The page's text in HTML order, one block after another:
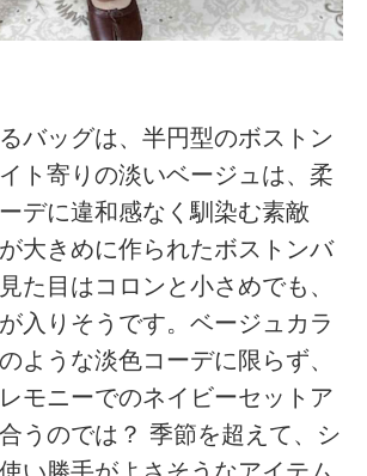
バッグは、半円型のボストン
ト寄りの淡いベージュは、柔
デに違和感なく馴染む素敵
大きめに作られたボストンバ
た目はコロンと小さめでも、
入りそうです。ベージュカラ
ような淡色コーデに限らず、
モニーでのネイビーセットア
うのでは？ 季節を超えて、シ